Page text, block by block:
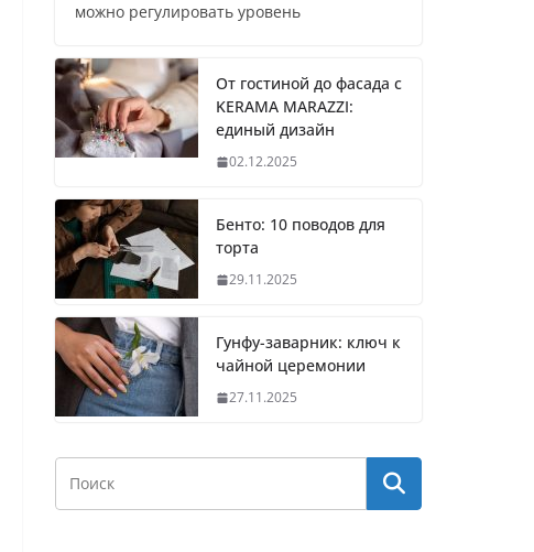
можно регулировать уровень
От гостиной до фасада с
KERAMA MARAZZI:
единый дизайн
02.12.2025
Бенто: 10 поводов для
торта
29.11.2025
Гунфу-заварник: ключ к
чайной церемонии
27.11.2025